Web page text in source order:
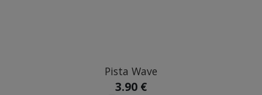
Pista Wave
3.90 €